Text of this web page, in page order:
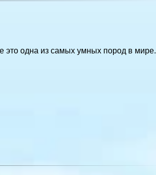
это одна из самых умных пород в мире.